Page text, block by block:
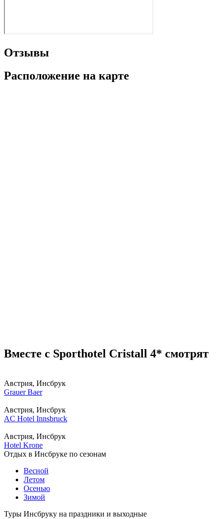
Отзывы
Расположение на карте
Вместе с Sporthotel Cristall 4* смотрят
Австрия, Инсбрук
Grauer Baer
Австрия, Инсбрук
AC Hotel Innsbruck
Австрия, Инсбрук
Hotel Krone
Отдых в Инсбруке по сезонам
Весной
Летом
Осенью
Зимой
Туры Инсбруку на праздники и выходные